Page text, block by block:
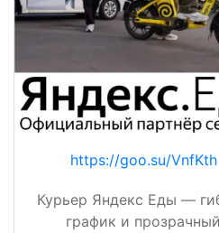
https://goo.su/VnfKth
Курьер Яндекс Еды —
график и прозрачный